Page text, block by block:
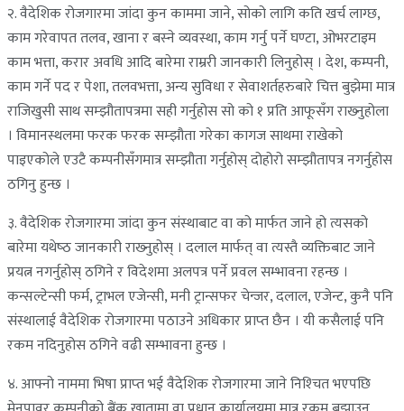
२. वैदेशिक रोजगारमा जांदा कुन काममा जाने, सोको लागि कति खर्च लाग्छ,
काम गरेवापत तलव, खाना र बस्‍ने व्यवस्था, काम गर्नु पर्ने घण्टा, ओभरटाइम
काम भत्ता, करार अवधि आदि बारेमा राम्ररी जानकारी लिनुहोस् । देश, कम्पनी,
काम गर्ने पद र पेशा, तलवभत्ता, अन्य सुविधा र सेवाशर्तहरुबारे चित्त बुझेमा मात्र
राजिखुसी साथ सम्झौतापत्रमा सही गर्नुहोस सो को १ प्रति आफूसँग राख्‍नुहोला
। विमानस्थलमा फरक फरक सम्झौता गरेका कागज साथमा राखेको
पाइएकोले एउटै कम्पनीसँगमात्र सम्झौता गर्नुहोस् दोहोरो सम्झौतापत्र नगर्नुहोस
ठगिनु हुन्छ ।
३. वैदेशिक रोजगारमा जांदा कुन संस्थाबाट वा को मार्फत जाने हो त्यसको
बारेमा यथेष्‍ठ जानकारी राख्‍नुहोस् । दलाल मार्फत् वा त्यस्तै व्यक्तिबाट जाने
प्रयत्न नगर्नुहोस् ठगिने र विदेशमा अलपत्र पर्ने प्रवल सम्भावना रहन्छ ।
कन्सल्टेन्सी फर्म, ट्राभल एजेन्सी, मनी ट्रान्सफर चेन्जर, दलाल, एजेन्ट, कुनै पनि
संस्थालाई वैदेशिक रोजगारमा पठाउने अधिकार प्राप्‍त छैन । यी कसैलाई पनि
रकम नदिनुहोस ठगिने वढी सम्भावना हुन्छ ।
४. आफ्नो नाममा भिषा प्राप्‍त भई वैदेशिक रोजगारमा जाने निश्‍चित भएपछि